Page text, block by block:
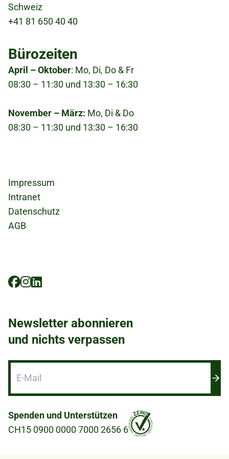
Schweiz
+41 81 650 40 40
Bürozeiten
April – Oktober: Mo, Di, Do & Fr
08:30 – 11:30 und 13:30 – 16:30
November – März: Mo, Di & Do
08:30 – 11:30 und 13:30 – 16:30
Impressum
Intranet
Datenschutz
AGB
Icons
Newsletter abonnieren
und nichts verpassen
Spenden und Unterstützen
CH15 0900 0000 7000 2656 6